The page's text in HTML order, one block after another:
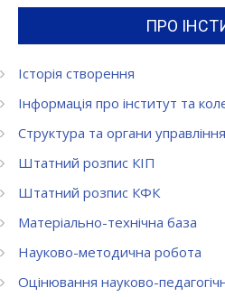
ПРО
Історія створення
Інформація про інститут та
Структура та органи
Штатний розпис КІП
Штатний розпис КФК
Матеріально-технічна база
Науково-методична робота
Оцінювання науково-